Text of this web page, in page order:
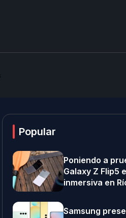
Popular
Poniendo a
Galaxy Z Flip5
inmersiva en
Samsung